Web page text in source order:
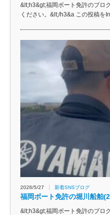
&lt;h3&gt;福岡ボート免許のブロ
ください。&lt;/h3&a この投稿を
2026/5/27 新着SNSブログ
福岡ボート免許の堀川船舶
&lt;h3&gt;福岡ボート免許のブロ